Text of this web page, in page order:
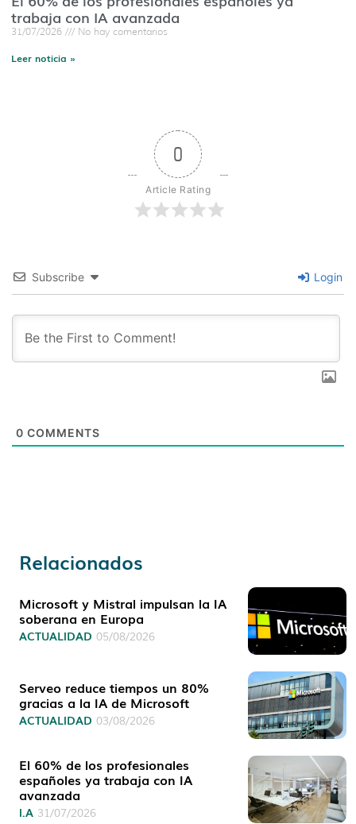
trabaja con IA avanzada
31/07/2026 No hay comentarios
Leer noticia »
0
Article Rating
Subscribe Login
0 COMMENTS
Relacionados
Microsoft y Mistral impulsan la IA
soberana en Europa
ACTUALIDAD 05/08/2026
Serveo reduce tiempos un 80%
gracias a la IA de Microsoft
ACTUALIDAD 03/08/2026
El 60% de los profesionales
españoles ya trabaja con IA
avanzada
I.A 31/07/2026